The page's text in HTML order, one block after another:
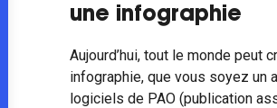
une infographie
Aujourd’hui, tout le monde peut
infographie, que vous soyez un
logiciels de PAO (publication